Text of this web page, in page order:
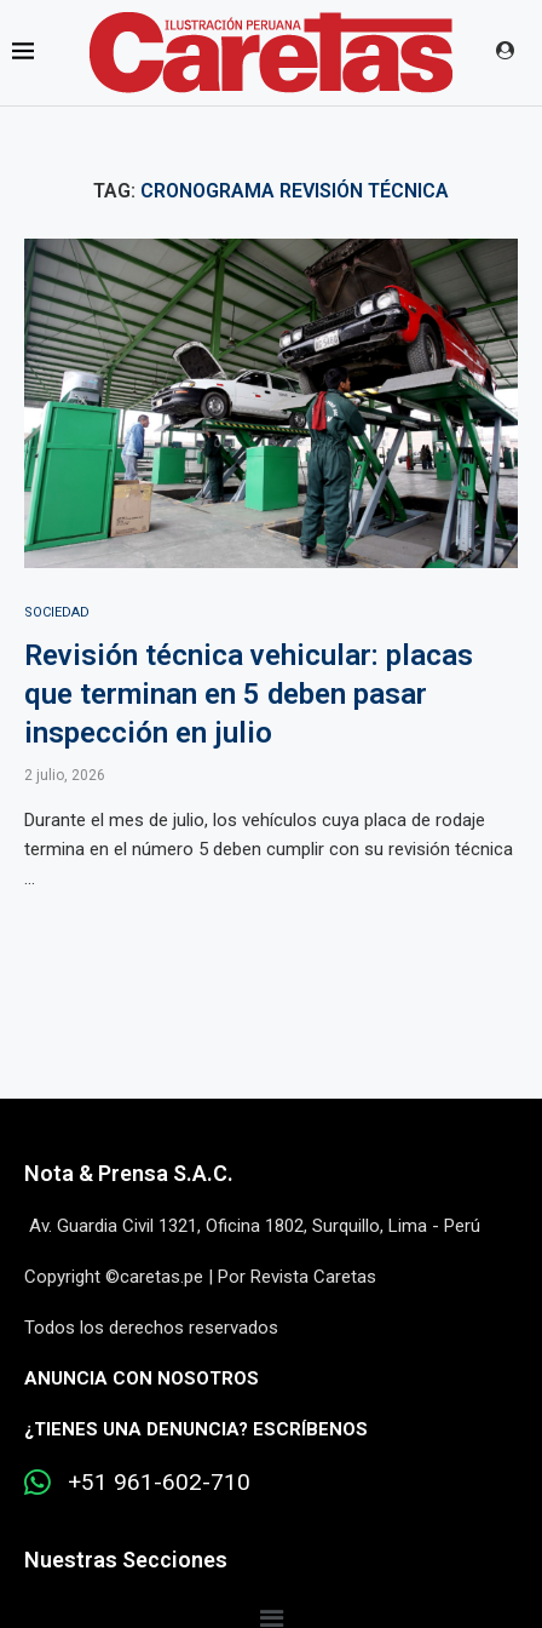
TAG: CRONOGRAMA REVISIÓN TÉCNICA
SOCIEDAD
Revisión técnica vehicular: placas
que terminan en 5 deben pasar
inspección en julio
2 julio, 2026
Durante el mes de julio, los vehículos cuya placa de rodaje
termina en el número 5 deben cumplir con su revisión técnica
...
Nota & Prensa S.A.C.
Av. Guardia Civil 1321, Oficina 1802, Surquillo, Lima - Perú
Copyright ©caretas.pe | Por Revista Caretas
Todos los derechos reservados
ANUNCIA CON NOSOTROS
¿TIENES UNA DENUNCIA? ESCRÍBENOS
+51 961-602-710
Nuestras Secciones